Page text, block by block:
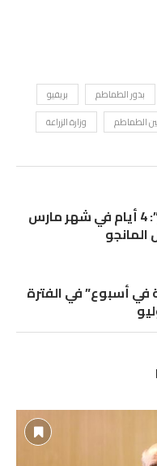
بذور الطماطم
بريفيو
الطماطم وزارة الزراعة
رئيس “بحوث البساتين” لـ”القرار”: 4 أيام في شهر مارس
في أسبوع” في الفترة